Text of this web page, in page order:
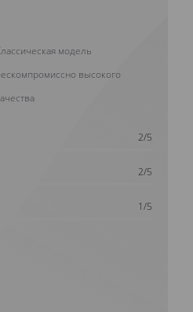
модель
высокого
2/5
2/5
1/5